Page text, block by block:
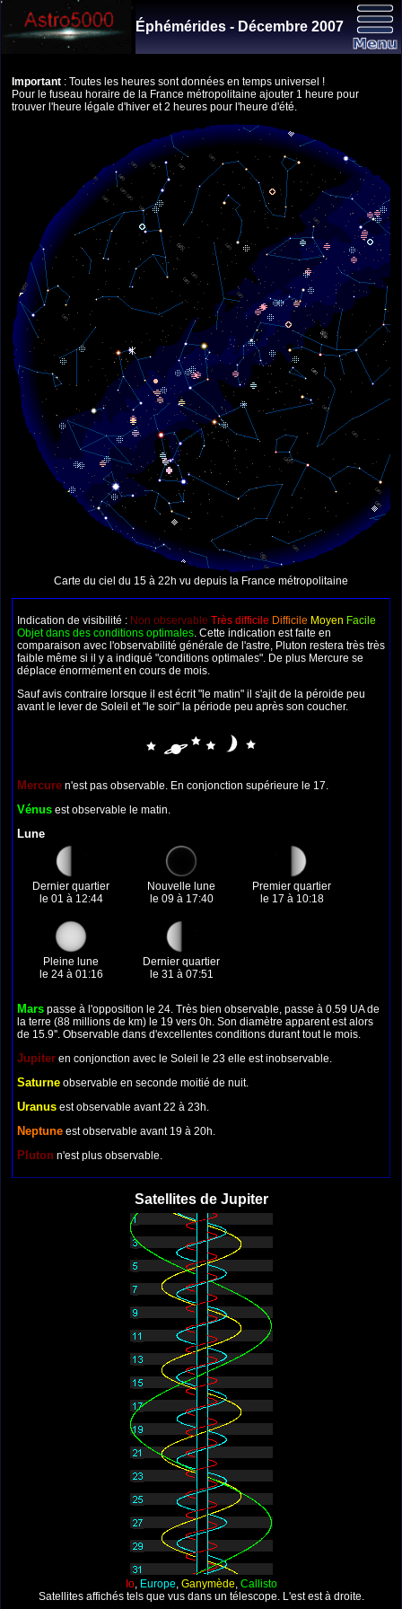
Éphémérides - Décembre 2007
Important : Toutes les heures sont données en temps universel !
Pour le fuseau horaire de la France métropolitaine ajouter 1 heure pour
trouver l'heure légale d'hiver et 2 heures pour l'heure d'été.
Carte du ciel du 15 à 22h vu depuis la France métropolitaine
Indication de visibilité : Non observable Très difficile Difficile Moyen Facile
Objet dans des conditions optimales. Cette indication est faite en
comparaison avec l'observabilité générale de l'astre, Pluton restera très très
faible même si il y a indiqué "conditions optimales". De plus Mercure se
déplace énormément en cours de mois.
Sauf avis contraire lorsque il est écrit "le matin" il s'ajit de la péroide peu
avant le lever de Soleil et "le soir" la période peu après son coucher.
Mercure n'est pas observable. En conjonction supérieure le 17.
Vénus est observable le matin.
Lune
Dernier quartier
le 01 à 12:44
Nouvelle lune
le 09 à 17:40
Premier quartier
le 17 à 10:18
Pleine lune
le 24 à 01:16
Dernier quartier
le 31 à 07:51
Mars passe à l'opposition le 24. Très bien observable, passe à 0.59 UA de
la terre (88 millions de km) le 19 vers 0h. Son diamètre apparent est alors
de 15.9''. Observable dans d'excellentes conditions durant tout le mois.
Jupiter en conjonction avec le Soleil le 23 elle est inobservable.
Saturne observable en seconde moitié de nuit.
Uranus est observable avant 22 à 23h.
Neptune est observable avant 19 à 20h.
Pluton n'est plus observable.
Satellites de Jupiter
Io, Europe, Ganymède, Callisto
Satellites affichés tels que vus dans un télescope. L'est est à droite.